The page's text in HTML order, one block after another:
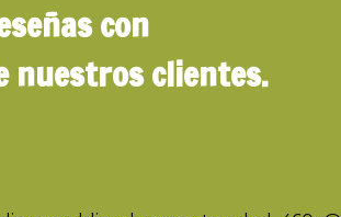
con
nuestros clientes.